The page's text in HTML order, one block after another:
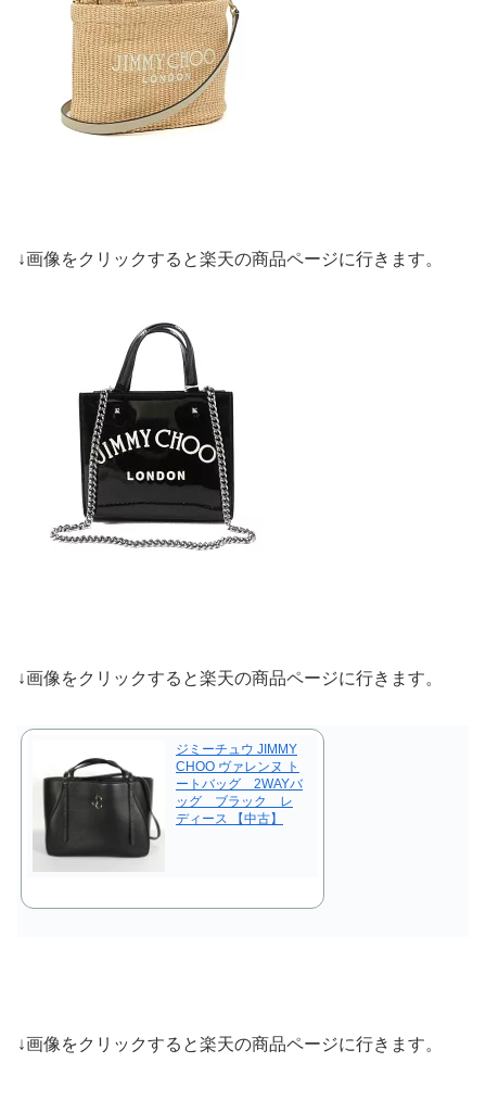
↓画像をクリックすると楽天の商品ページに行きます。
↓画像をクリックすると楽天の商品ページに行きます。
ジミーチュウ JIMMY
CHOO ヴァレンヌ ト
ートバッグ 2WAYバ
ッグ ブラック レ
ディース 【中古】
↓画像をクリックすると楽天の商品ページに行きます。